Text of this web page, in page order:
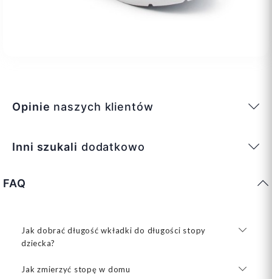
Opinie naszych klientów
Inni szukali dodatkowo
FAQ
Jak dobrać długość wkładki do długości stopy
dziecka?
Jak zmierzyć stopę w domu